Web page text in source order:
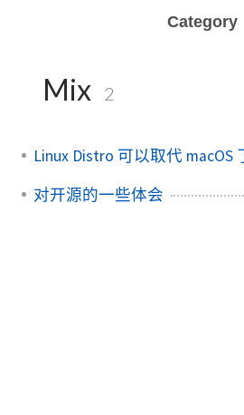
Category
Mix 2
Linux Distro 可以取代 macOS
对开源的一些体会